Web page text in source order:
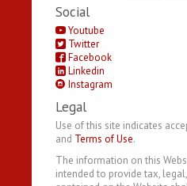
Social
Youtube
Twitter
Facebook
Linkedin
Instagram
Legal
Use of this site indicates
and Terms of Use.
The information on this
intended to provide tax,